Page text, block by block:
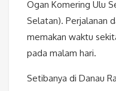
Ogan Komering Ulu
Selatan). Perjalanan
memakan waktu
pada malam hari.
Setibanya di Danau